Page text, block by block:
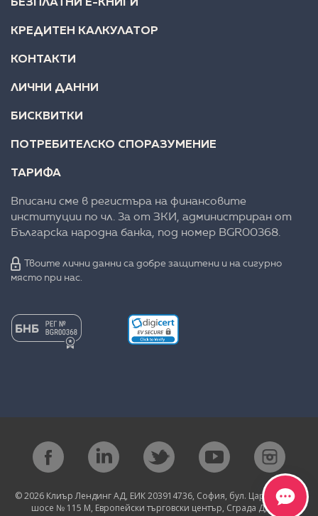
БЕЗПЛАТНИ Е-КНИГИ
КРЕДИТЕН КАЛКУЛАТОР
КОНТАКТИ
ЛИЧНИ ДАННИ
БИСКВИТКИ
ПОТРЕБИТЕЛСКО СПОРАЗУМЕНИЕ
ТАРИФА
Вписани сме в регистъра на финансовите
институции по чл. 3а от ЗКИ, администриран от
Българска народна банка, под номер BGR00368.
Твоите лични данни са добре защитени и на сигурно
място при нас.
© 2026 Клиър Лендинг АД, ЕИК 203914736, София, бул. Цариградско
шосе № 115 М, Европейски търговски център, Сграда Д, eт. 1